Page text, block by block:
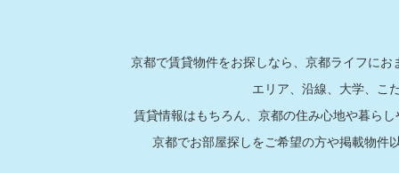
京都で賃貸物件をお探しなら、京都ライフに
エリア、沿線、大学、こ
賃貸情報はもちろん、京都の住み心地や暮ら
京都でお部屋探しをご希望の方や掲載物件